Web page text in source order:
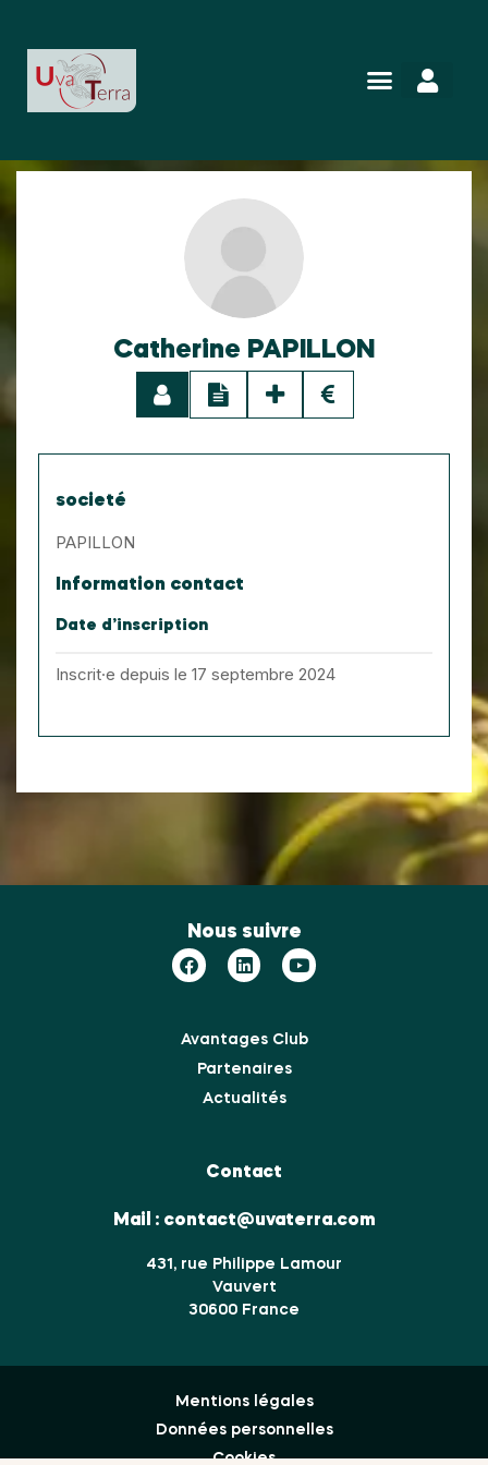
Catherine PAPILLON
societé
PAPILLON
Information contact
Date d’inscription
Inscrit·e depuis le 17 septembre 2024
Nous suivre
Avantages Club
Partenaires
Actualités
Contact
Mail : contact@uvaterra.com
431, rue Philippe Lamour
Vauvert
30600 France
Mentions légales
Données personnelles
Cookies